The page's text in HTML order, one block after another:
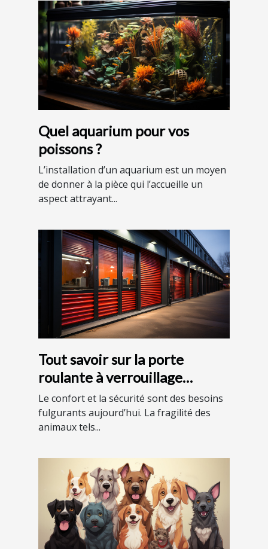
Quel aquarium pour vos
poissons ?
L’installation d’un aquarium est un moyen
de donner à la pièce qui l’accueille un
aspect attrayant...
Tout savoir sur la porte
roulante à verrouillage
automatique
Le confort et la sécurité sont des besoins
fulgurants aujourd’hui. La fragilité des
animaux tels...